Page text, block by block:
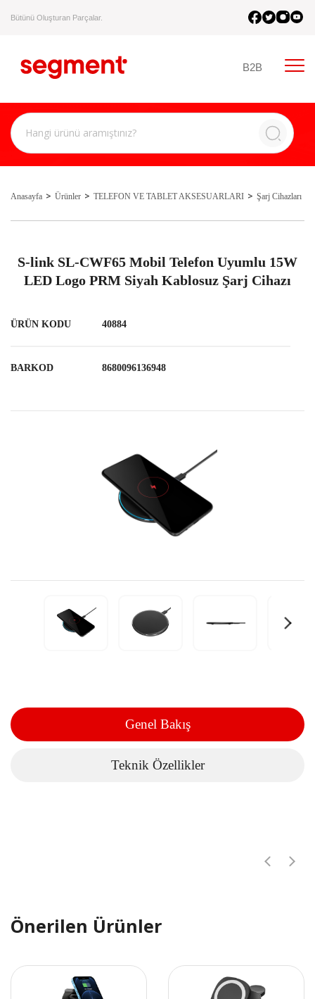
Bütünü Oluşturan Parçalar.
B2B
Anasayfa Ürünler TELEFON VE TABLET AKSESUARLARI Şarj Cihazları
S-link SL-CWF65 Mobil Telefon Uyumlu 15W
LED Logo PRM Siyah Kablosuz Şarj Cihazı
ÜRÜN KODU 40884
BARKOD 8680096136948
Genel Bakış
Teknik Özellikler
Önerilen Ürünler